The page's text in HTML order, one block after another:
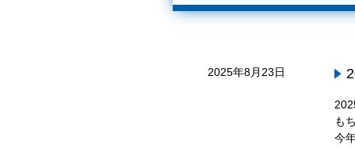
2025年8月23日
も
今